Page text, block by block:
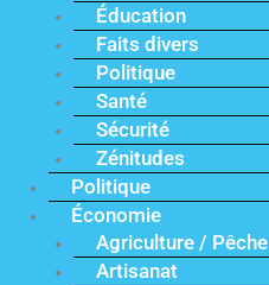
Éducation
Faits divers
Politique
Santé
Sécurité
Zénitudes
Politique
Économie
Agriculture / Pêche
Artisanat